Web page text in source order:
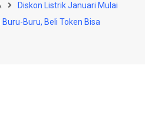
Diskon Listrik Januari Mulai
Buru, Beli Token Bisa